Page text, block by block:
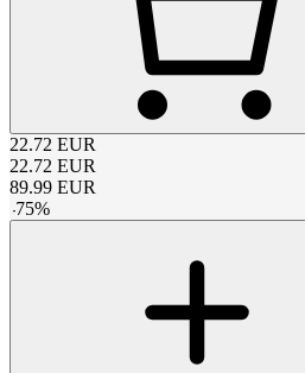
22.72 EUR
22.72 EUR
89.99 EUR
-75%